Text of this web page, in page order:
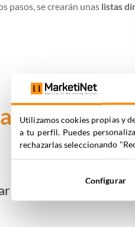
pasos, se crearán unas listas
debo
los campos de
Utilizamos cookies propias y
a tu perfil. Puedes
rechazarlas seleccionando
Configurar